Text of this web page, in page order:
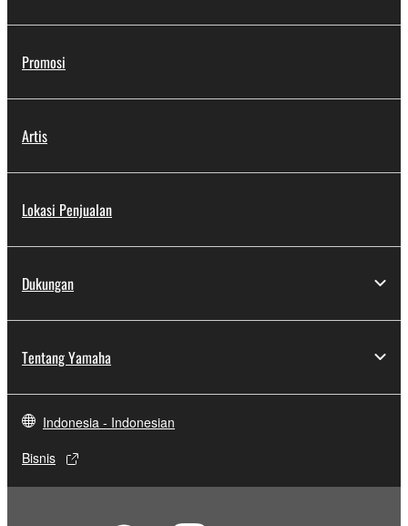
Promosi
Artis
Lokasi Penjualan
Dukungan
Tentang Yamaha
Indonesia - Indonesian
Bisnis